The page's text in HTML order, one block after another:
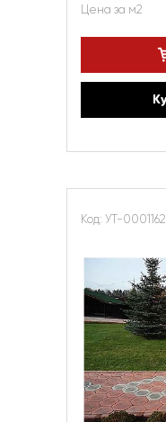
Цена за м2
Код: УТ-